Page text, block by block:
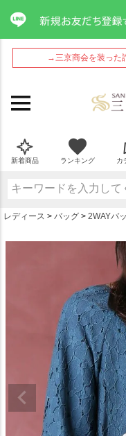
→三京商会を装った
新着商品 ランキング カ
レディース バッグ 2WAYバ